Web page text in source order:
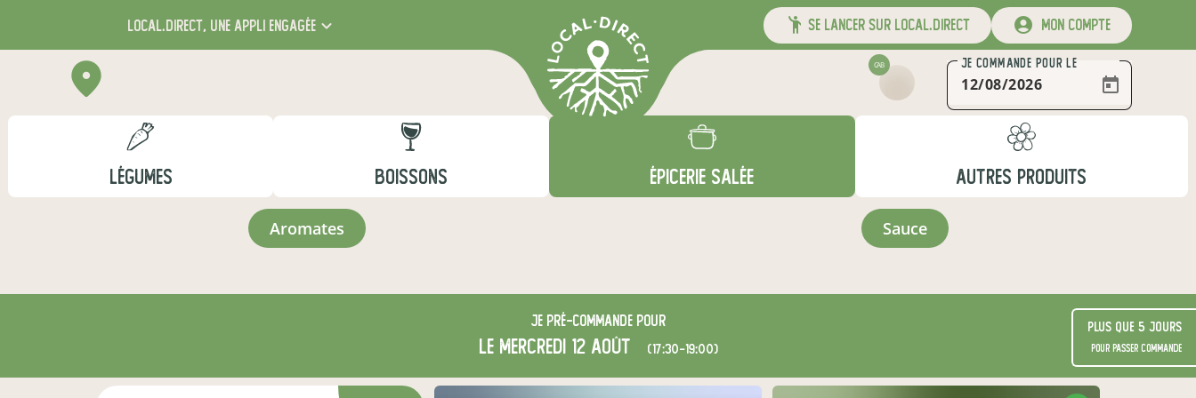
local.direct, une appli engagée se lancer sur local.direct mon compte
CAB JE COMMANDE POUR LE
LÉGUMES BOISSONS ÉPICERIE SALÉE AUTRES PRODUITS
aromates sauce
Je pré-commandepour
le mercredi 12 août (17:30-19:00)
Plus que 5 jours
pour passer commande